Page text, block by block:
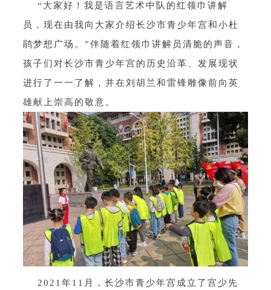
“大家好！我是语言艺术中队的红领巾讲解
员，现在由我向大家介绍长沙市青少年宫和小杜
鹃梦想广场。”伴随着红领巾讲解员清脆的声音，
孩子们对长沙市青少年宫的历史沿革、发展现状
进行了一一了解，并在刘胡兰和雷锋雕像前向英
雄献上崇高的敬意。
2021年11月，长沙市青少年宫成立了宫少先